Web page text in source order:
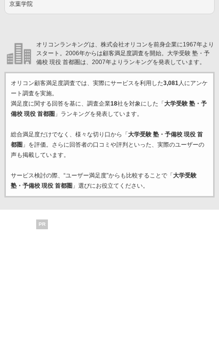
京葉学院
オリコンランキングは、株式会社オリコンを前身企業に1967年より
スタート。2006年からは顧客満足度調査を開始。大学受験 塾・予
備校 現役 首都圏は、2007年よりランキングを発表しています。
オリコン顧客満足度調査では、実際にサービスを利用した3,081人にアンケ
ート調査を実施。
満足度に関する回答を基に、調査企業18社を対象にした「 大学受験 塾・予
備校 現役 首都圏 」ランキングを発表しています。
総合満足度だけでなく、様々な切り口から「 大学受験 塾・予備校 現役 首
都圏 」を評価。さらに回答者の口コミや評判といった、実際のユーザーの
声も掲載しています。
サービス検討の際、“ユーザー満足度”からも比較することで「 大学受験
塾・予備校 現役 首都圏 」選びにお役立てください。
PR